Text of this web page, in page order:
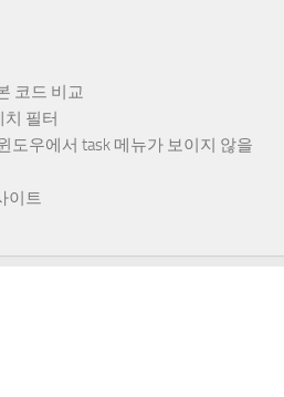
코드 비교
치 필터
도우에서 task 메뉴가 보이지 않을
이트